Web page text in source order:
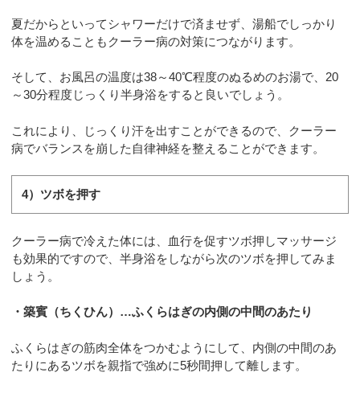
夏だからといってシャワーだけで済ませず、湯船でしっかり
体を温めることもクーラー病の対策につながります。
そして、お風呂の温度は38～40℃程度のぬるめのお湯で、20
～30分程度じっくり半身浴をすると良いでしょう。
これにより、じっくり汗を出すことができるので、クーラー
病でバランスを崩した自律神経を整えることができます。
4）ツボを押す
クーラー病で冷えた体には、血行を促すツボ押しマッサージ
も効果的ですので、半身浴をしながら次のツボを押してみま
しょう。
・築賓（ちくひん）…ふくらはぎの内側の中間のあたり
ふくらはぎの筋肉全体をつかむようにして、内側の中間のあ
たりにあるツボを親指で強めに5秒間押して離します。